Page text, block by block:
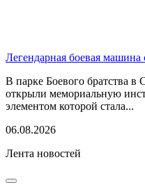
Легендарная боевая машина
В парке Боевого братства в
открыли мемориальную
элементом которой стала...
06.08.2026
Лента новостей